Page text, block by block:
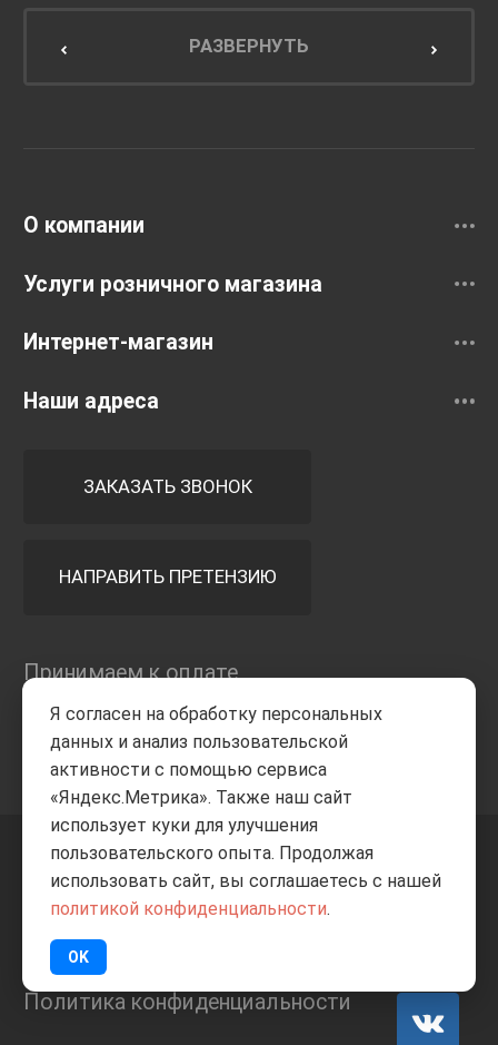
Мебель для кухниРАЗВЕРНУТЬ
О компании
Услуги розничного магазина
Интернет-магазин
Наши адреса
ЗАКАЗАТЬ ЗВОНОК
НАПРАВИТЬ ПРЕТЕНЗИЮ
Принимаем к оплате
+7 8332205-805 ВВЕРХ
ИП Баранов А.С. 2026
Политика конфиденциальности
Я согласен на обработку персональных
данных и анализ пользовательской
активности с помощью сервиса
«Яндекс.Метрика». Также наш сайт
использует куки для улучшения
пользовательского опыта. Продолжая
использовать сайт, вы соглашаетесь с нашей
политикой конфиденциальности.
OK